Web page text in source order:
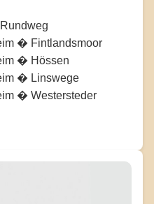
� Fintlandsmoor
� Hössen
� Linswege
� Westersteder